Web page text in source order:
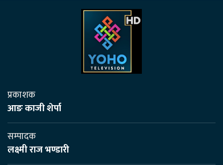
प्रकाशक
आङ काजी शेर्पा
सम्पादक
लक्ष्मी राज भण्डारी